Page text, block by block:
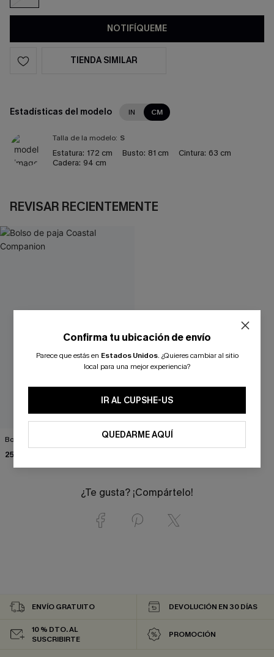
NOTIFÍQUEME
TIENDA SIMILAR
Estadísticas del modelo IN CM
Talla de la modelo: S
Estatura: 172 cm Busto: 81 cm Cintura: 63 cm
Cadera: 94 cm
REVISAR RECIENTEMENTE
Bolso de paja Coastal Companion
25,90 €
¿Te gusta? ¡Compártelo!
Confirma tu ubicación de envío
Parece que estás en Estados Unidos. ¿Quieres cambiar al sitio
local para una mejor experiencia?
IR AL CUPSHE-US
QUEDARME AQUÍ
ENVÍO GRATUITO DEVOLUCIÓN EN 30 DÍAS
10 % DTO. AL
SUSCRIBIRTE
PROMOCIÓN